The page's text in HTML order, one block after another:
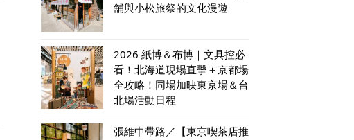
舖與小松旅祭的文化漫遊
2026 紙博＆布博｜文具控必
看！北海道現場直擊＋京都場
全攻略！同場加映東京場＆台
北場活動日程
張維中帶路／【東京喫茶店推